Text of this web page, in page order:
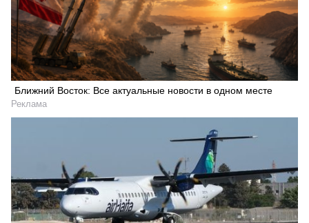
Ближний Восток: Все актуальные новости в одном месте
Реклама